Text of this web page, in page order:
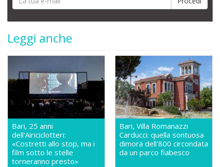
Leggi anche
Bari, 25 anni
dell'Airiciclotteri:
«Costretti allo stop, ma i
film sotto le stelle
torneranno presto»
Bari, Villa Romanazzi
Carducci: quella sontuosa
dimora dell'800 circondata
da un parco fiabesco